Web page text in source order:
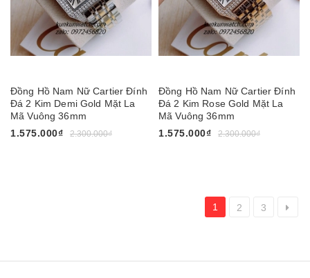
Đồng Hồ Nam Nữ Cartier Đính
Đá 2 Kim Demi Gold Mặt La
Mã Vuông 36mm
1.575.000₫
2.300.000₫
Đồng Hồ Nam Nữ Cartier Đính
Đá 2 Kim Rose Gold Mặt La
Mã Vuông 36mm
1.575.000₫
2.300.000₫
1 2 3